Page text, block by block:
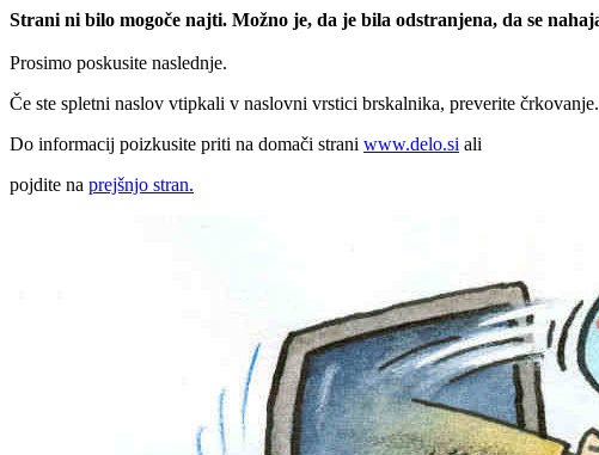
Strani ni bilo mogoče najti. Možno je, da je bila odstranjena, da se
Prosimo poskusite naslednje.
Če ste spletni naslov vtipkali v naslovni vrstici brskalnika, preverite črkovanje.
Do informacij poizkusite priti na domači strani www.delo.si ali
pojdite na prejšnjo stran.